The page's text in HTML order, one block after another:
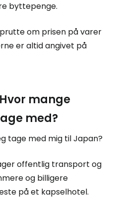
byttepenge.
om prisen på varer
er altid angivet på
mange
med?
tage med mig til Japan?
offentlig transport og
og billigere
på et kapselhotel.